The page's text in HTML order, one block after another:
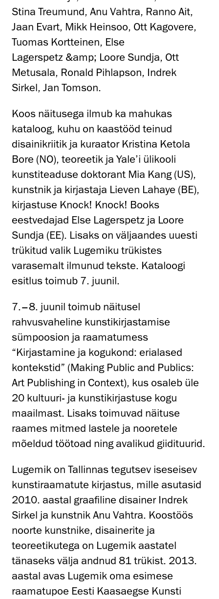
Stina Treumund, Anu Vahtra, Ranno Ait,
Jaan Evart, Mikk Heinsoo, Ott Kagovere,
Tuomas Kortteinen, Else
Lagerspetz &amp; Loore Sundja, Ott
Metusala, Ronald Pihlapson, Indrek
Sirkel, Jan Tomson.
Koos näitusega ilmub ka mahukas
kataloog, kuhu on kaastööd teinud
disainikriitik ja kuraator Kristina Ketola
Bore (NO), teoreetik ja Yale’i ülikooli
kunstiteaduse doktorant Mia Kang (US),
kunstnik ja kirjastaja Lieven Lahaye (BE),
kirjastuse Knock! Knock! Books
eestvedajad Else Lagerspetz ja Loore
Sundja (EE). Lisaks on väljaandes uuesti
trükitud valik Lugemiku trükistes
varasemalt ilmunud tekste. Kataloogi
esitlus toimub 7. juunil.
7.–8. juunil toimub näitusel
rahvusvaheline kunstikirjastamise
sümpoosion ja raamatumess
“Kirjastamine ja kogukond: erialased
kontekstid” (Making Public and Publics:
Art Publishing in Context), kus osaleb üle
20 kultuuri- ja kunstikirjastuse kogu
maailmast. Lisaks toimuvad näituse
raames mitmed lastele ja nooretele
mõeldud töötoad ning avalikud giidituurid.
Lugemik on Tallinnas tegutsev iseseisev
kunstiraamatute kirjastus, mille asutasid
2010. aastal graafiline disainer Indrek
Sirkel ja kunstnik Anu Vahtra. Koostöös
noorte kunstnike, disainerite ja
teoreetikutega on Lugemik aastatel
tänaseks välja andnud 81 trükist. 2013.
aastal avas Lugemik oma esimese
raamatupoe Eesti Kaasaegse Kunsti